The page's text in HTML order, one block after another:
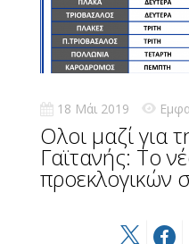
18 Μάι 2019
Ολoι μαζί για
Γαϊτανής: Το
προεκλογικών